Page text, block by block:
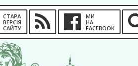
СТАРА
ВЕРСІЯ
САЙТУ
МИ
НА
FACEBOOK